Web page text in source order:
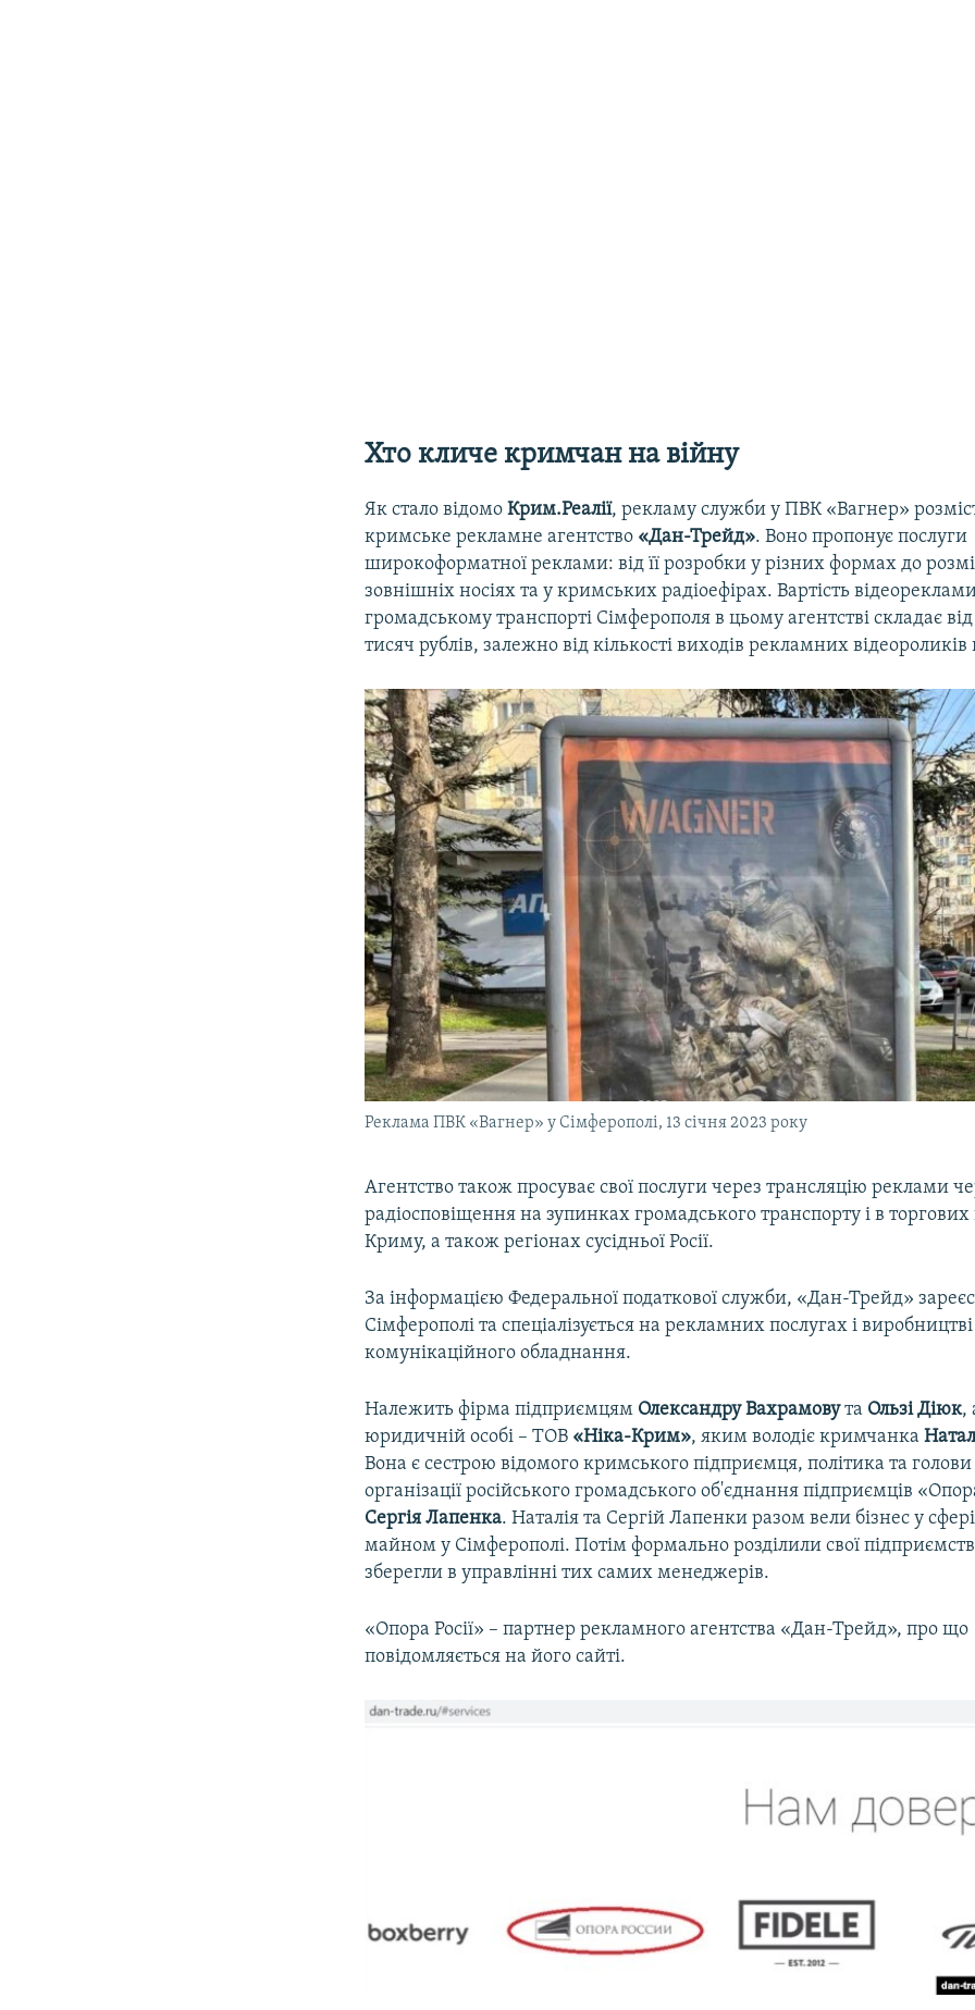
Хто кличе кримчан на війну
Як стало відомоКрим.Реалії, рекламу служби у ПВК «Вагнер»
кримське рекламне агентство «Дан-Трейд». Воно пропонує послуги
широкоформатної реклами: від її розробки у різних формах до
зовнішніх носіях та у кримських радіоефірах. Вартість
громадському транспорті Сімферополя в цьому агентстві складає від
тисяч рублів, залежно від кількості виходів рекламних
Реклама ПВК «Вагнер» у Сімферополі, 13 січня 2023 року
Агентство також просуває свої послуги через трансляцію реклами
радіосповіщення на зупинках громадського транспорту і в
Криму, а також регіонах сусідньої Росії.
За інформацією Федеральної податкової служби, «Дан-Трейд»
Сімферополі та спеціалізується на рекламних послугах і виробництві
комунікаційного обладнання.
Належить фірма підприємцям Олександру Вахрамовута Ользі Діюк,
юридичній особі – ТОВ «Ніка-Крим», яким володіє кримчанка
Вона є сестрою відомого кримського підприємця, політика та
організації російського громадського об'єднання підприємців
Сергія Лапенка. Наталія та Сергій Лапенки разом вели бізнес у
майном у Сімферополі. Потім формально розділили свої
зберегли в управлінні тих самих менеджерів.
«Опора Росії» – партнер рекламного агентства «Дан-Трейд», про що
повідомляється на його сайті.